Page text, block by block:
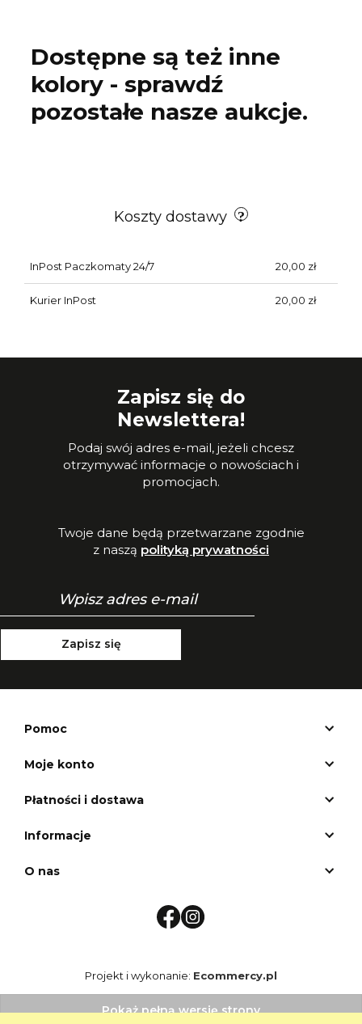
Dostępne są też inne
kolory - sprawdź
pozostałe nasze aukcje.
Koszty dostawy
InPost Paczkomaty 24/7 20,00 zł
Kurier InPost 20,00 zł
Zapisz się do
Newslettera!
Podaj swój adres e-mail, jeżeli chcesz
otrzymywać informacje o nowościach i
promocjach.
Twoje dane będą przetwarzane zgodnie
z naszą polityką prywatności
Zapisz się
Pomoc
Moje konto
Płatności i dostawa
Informacje
O nas
Projekt i wykonanie: Ecommercy.pl
Pokaż pełną wersję strony